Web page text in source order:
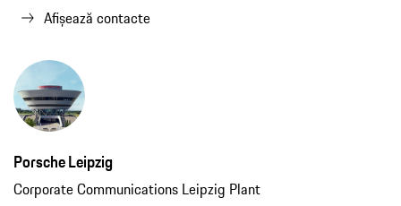
Afișează contacte
Porsche Leipzig
Corporate Communications Leipzig Plant